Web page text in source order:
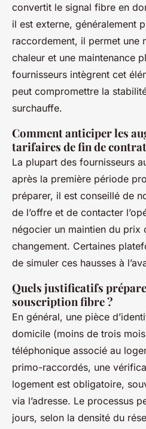
convertit le signal fibre en
il est externe, généralement
raccordement, il permet une
chaleur et une maintenance
fournisseurs intègrent cet
peut compromettre la
surchauffe.
Comment anticiper les
tarifaires de fin de
La plupart des fournisseurs
après la première période
préparer, il est conseillé de
de l’offre et de contacter
négocier un maintien du prix
changement. Certaines
de simuler ces hausses à
Quels justificatifs
souscription fibre ?
En général, une pièce
domicile (moins de trois
téléphonique associé au
primo-raccordés, une
logement est obligatoire,
via l’adresse. Le processus
jours, selon la densité du